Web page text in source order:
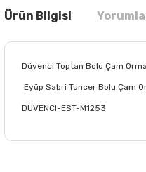
Ürün Bilgisi
Düvenci Toptan Bolu Çam
Eyüp Sabri Tuncer Bolu Çam
DUVENCI-EST-M1253